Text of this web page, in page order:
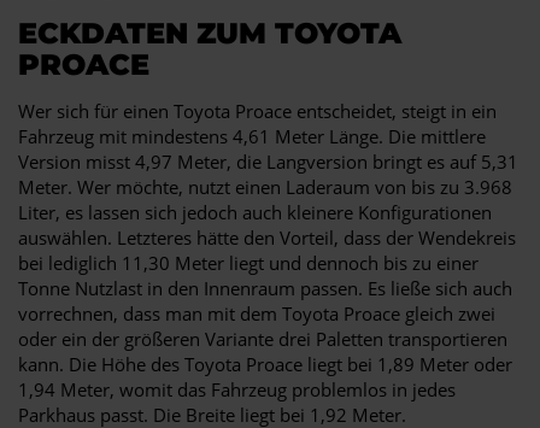
ECKDATEN ZUM TOYOTA
PROACE
Wer sich für einen Toyota Proace entscheidet, steigt in ein
Fahrzeug mit mindestens 4,61 Meter Länge. Die mittlere
Version misst 4,97 Meter, die Langversion bringt es auf 5,31
Meter. Wer möchte, nutzt einen Laderaum von bis zu 3.968
Liter, es lassen sich jedoch auch kleinere Konfigurationen
auswählen. Letzteres hätte den Vorteil, dass der Wendekreis
bei lediglich 11,30 Meter liegt und dennoch bis zu einer
Tonne Nutzlast in den Innenraum passen. Es ließe sich auch
vorrechnen, dass man mit dem Toyota Proace gleich zwei
oder ein der größeren Variante drei Paletten transportieren
kann. Die Höhe des Toyota Proace liegt bei 1,89 Meter oder
1,94 Meter, womit das Fahrzeug problemlos in jedes
Parkhaus passt. Die Breite liegt bei 1,92 Meter.